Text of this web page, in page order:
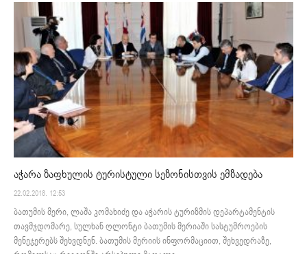
აჭარა ზაფხულის ტურისტული სეზონისთვის ემზადება
22.02.2018. 12:53
ბათუმის მერი, ლაშა კომახიძე და აჭარის ტურიზმის დეპარტამენტის
თავმჯდომარე, სულხან ღლონტი ბათუმის მერიაში სასტუმროების
მენეჯერებს შეხვდნენ. ბათუმის მერიის ინფორმაციით, შეხვედრაზე,